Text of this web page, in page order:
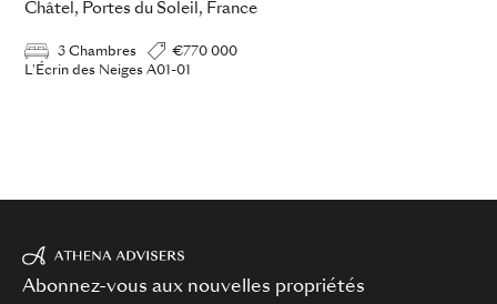
Châtel, Portes du Soleil, France
3 Chambres
€770 000
L'Écrin des Neiges A01-01
Abonnez-vous aux nouvelles propriétés